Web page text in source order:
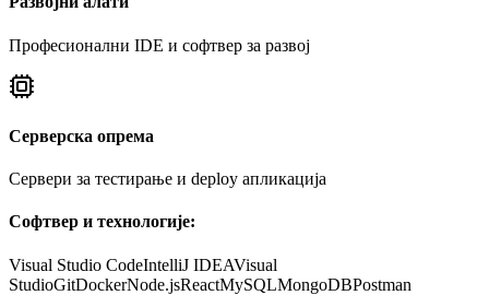
Професионални IDE и софтвер за развој
Серверска опрема
Сервери за тестирање и deploy апликација
Софтвер и технологије:
Visual Studio CodeIntelliJ IDEAVisual
StudioGitDockerNode.jsReactMySQLMongoDBPostman